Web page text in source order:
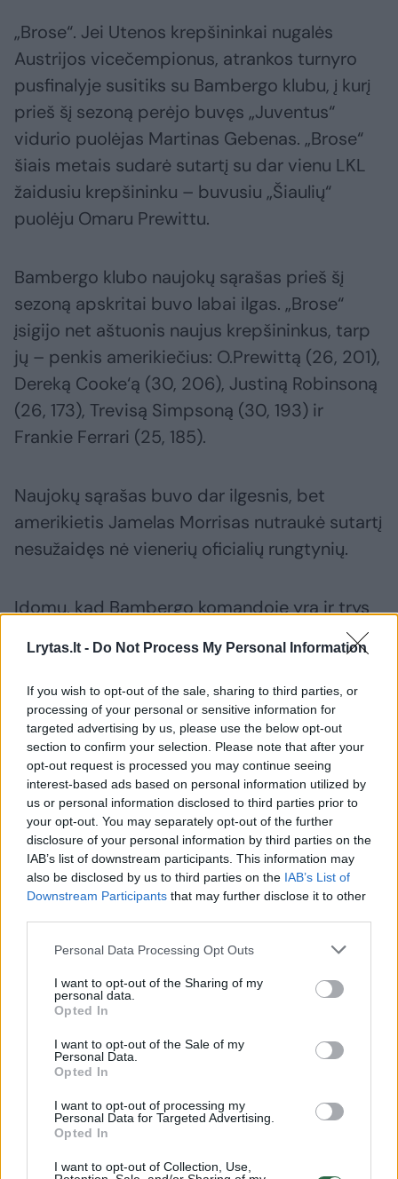
Lrytas.lt - Do Not Process My Personal Information
If you wish to opt-out of the sale, sharing to third parties, or
processing of your personal or sensitive information for
targeted advertising by us, please use the below opt-out
section to confirm your selection. Please note that after your
opt-out request is processed you may continue seeing
interest-based ads based on personal information utilized by
us or personal information disclosed to third parties prior to
your opt-out. You may separately opt-out of the further
disclosure of your personal information by third parties on the
IAB’s list of downstream participants. This information may
also be disclosed by us to third parties on the IAB’s List of
Downstream Participants that may further disclose it to other
Personal Data Processing Opt Outs
I want to opt-out of the Sharing of my
personal data.
Opted In
I want to opt-out of the Sale of my
Personal Data.
Opted In
I want to opt-out of processing my
Personal Data for Targeted Advertising.
Opted In
I want to opt-out of Collection, Use,
„Brose“. Jei Utenos krepšininkai nugalės
Austrijos vicečempionus, atrankos turnyro
pusfinalyje susitiks su Bambergo klubu, į kurį
prieš šį sezoną perėjo buvęs „Juventus“
vidurio puolėjas Martinas Gebenas. „Brose“
šiais metais sudarė sutartį su dar vienu LKL
žaidusiu krepšininku – buvusiu „Šiaulių“
puolėju Omaru Prewittu.
Bambergo klubo naujokų sąrašas prieš šį
sezoną apskritai buvo labai ilgas. „Brose“
įsigijo net aštuonis naujus krepšininkus, tarp
jų – penkis amerikiečius: O.Prewittą (26, 201),
Dereką Cooke‘ą (30, 206), Justiną Robinsoną
(26, 173), Trevisą Simpsoną (30, 193) ir
Frankie Ferrari (25, 185).
Naujokų sąrašas buvo dar ilgesnis, bet
amerikietis Jamelas Morrisas nutraukė sutartį
nesužaidęs nė vienerių oficialių rungtynių.
Įdomu, kad Bambergo komandoje yra ir trys
JAV studijavę bei NCAA žaidę europiečiai
(M.Gebenas bei vokiečiai Patrickas
Heckmanas ir Kennethas Ogbe), tad „Brose“
žaidimo braiže turėtų vyrauti amerikietiški
elementai.
„Brose“ naujokai Europoje didelių aukštumų
dar nepasiekė. Nė vienas iš šešių amerikiečių
nėra žaidęs Eurolygoje, bet visi naujokai jau
įgijo patirties stipriose nacionalinėse lygose –
yra žaidę Ispanijos, Italijos, Turkijos,
Kadangi komanda naujai suburta, jos
galimybės kol kas yra didelė mįslė. Jei olandui
treneriui Johanui Roijakkersui pavyks greitai
sukurti tvirtus ryšius tarp žaidėjų, jie gali
sukelti sąmyšį Vokietijos lygoje ir Čempionų
lygoje.